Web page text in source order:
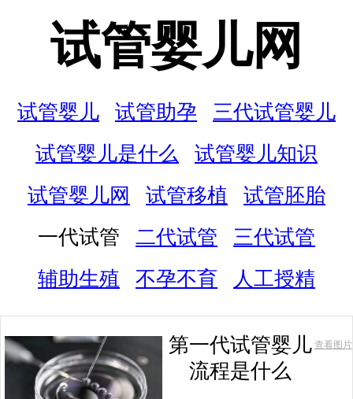
试管婴儿网
试管婴儿 试管助孕
三代试管婴儿
试管婴儿是什么
试管婴儿知识
试管婴儿网
试管移植
试管胚胎
一代试管
二代试管
三代试管
辅助生殖
不孕不育 人工授精
第一代试管婴儿
流程是什么
查看图片